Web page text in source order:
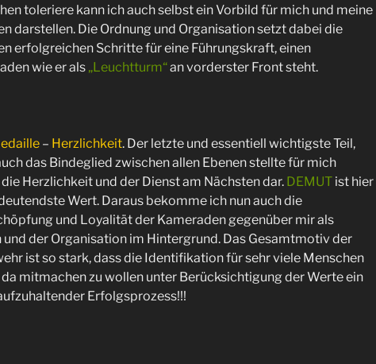
toleriere kann ich auch selbst ein Vorbild für mich und meine
darstellen. Die Ordnung und Organisation setzt dabei die
erfolgreichen Schritte für eine Führungskraft, einen
wie er als „Leuchtturm“an vorderster Front steht.
– Herzlichkeit. Der letzte und essentiell wichtigste Teil,
das Bindeglied zwischen allen Ebenen stellte für mich
Herzlichkeit und der Dienst am Nächsten dar. DEMUT ist hier
Wert. Daraus bekomme ich nun auch die
und Loyalität der Kameraden gegenüber mir als
und der Organisation im Hintergrund. Das Gesamtmotiv der
ist so stark, dass die Identifikation für sehr viele Menschen
mitmachen zu wollen unter Berücksichtigung der Werte ein
Erfolgsprozess!!!